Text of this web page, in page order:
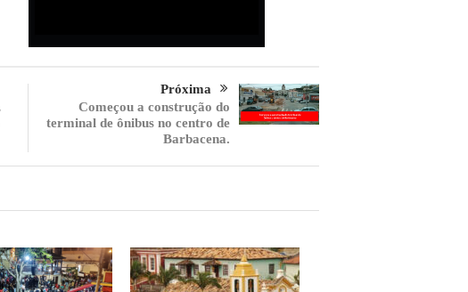
Próxima
Começou a construção do
terminal de ônibus no centro de
Barbacena.